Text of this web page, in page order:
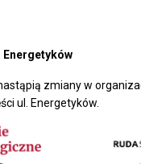
Energetyków
zmiany w
ul. Energetyków.